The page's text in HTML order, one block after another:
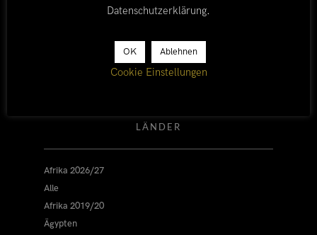
ALLE/ NAMIBIA/ AFRIKA 2011/12
LÄNDER
Afrika 2026/27
Alle
Afrika 2019/20
Ägypten
Datenschutzerklärung.
OK Ablehnen
Cookie Einstellungen